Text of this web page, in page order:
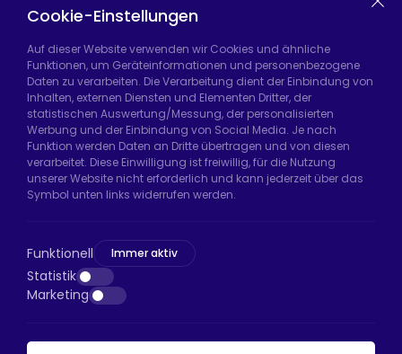
Casters
Hadımköy Fabrik:Atatürk Sanayi Bölgesi,
Uzunçayır Caddesi, No:11 Hadımköy, 34555
Arnavutköy/İstanbul
Telefon: +90 212 640 66 46
E-Mail: export@htsteker.com
D:a, 34045 Bayrampaşa/İstanbul
Telefon:+90 530 044 64 87
E-Mail: info@htsteker.com
Cookie-Einstellungen
Auf dieser Website verwenden wir Cookies und ähnliche
Funktionen, um Geräteinformationen und personenbezogene
Daten zu verarbeiten. Die Verarbeitung dient der Einbindung von
Inhalten, externen Diensten und Elementen Dritter, der
statistischen Auswertung/Messung, der personalisierten
Werbung und der Einbindung von Social Media. Je nach
Funktion werden Daten an Dritte übertragen und von diesen
verarbeitet. Diese Einwilligung ist freiwillig, für die Nutzung
unserer Website nicht erforderlich und kann jederzeit über das
Symbol unten links widerrufen werden.
Funktionell Immer aktiv
Statistik
Marketing